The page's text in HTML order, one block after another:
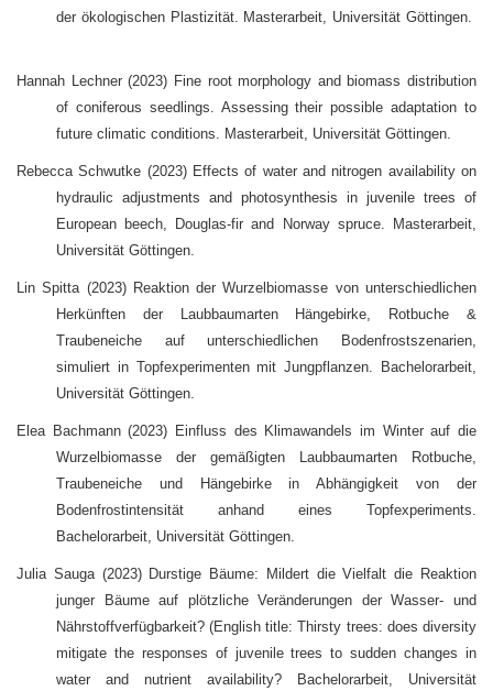
der ökologischen Plastizität. Masterarbeit, Universität Göttingen.
Hannah Lechner (2023) Fine root morphology and biomass distribution
of coniferous seedlings. Assessing their possible adaptation to
future climatic conditions. Masterarbeit, Universität Göttingen.
Rebecca Schwutke (2023) Effects of water and nitrogen availability on
hydraulic adjustments and photosynthesis in juvenile trees of
European beech, Douglas-fir and Norway spruce. Masterarbeit,
Universität Göttingen.
Lin Spitta (2023) Reaktion der Wurzelbiomasse von unterschiedlichen
Herkünften der Laubbaumarten Hängebirke, Rotbuche &
Traubeneiche auf unterschiedlichen Bodenfrostszenarien,
simuliert in Topfexperimenten mit Jungpflanzen. Bachelorarbeit,
Universität Göttingen.
Elea Bachmann (2023) Einfluss des Klimawandels im Winter auf die
Wurzelbiomasse der gemäßigten Laubbaumarten Rotbuche,
Traubeneiche und Hängebirke in Abhängigkeit von der
Bodenfrostintensität anhand eines Topfexperiments.
Bachelorarbeit, Universität Göttingen.
Julia Sauga (2023) Durstige Bäume: Mildert die Vielfalt die Reaktion
junger Bäume auf plötzliche Veränderungen der Wasser- und
Nährstoffverfügbarkeit? (English title: Thirsty trees: does diversity
mitigate the responses of juvenile trees to sudden changes in
water and nutrient availability? Bachelorarbeit, Universität